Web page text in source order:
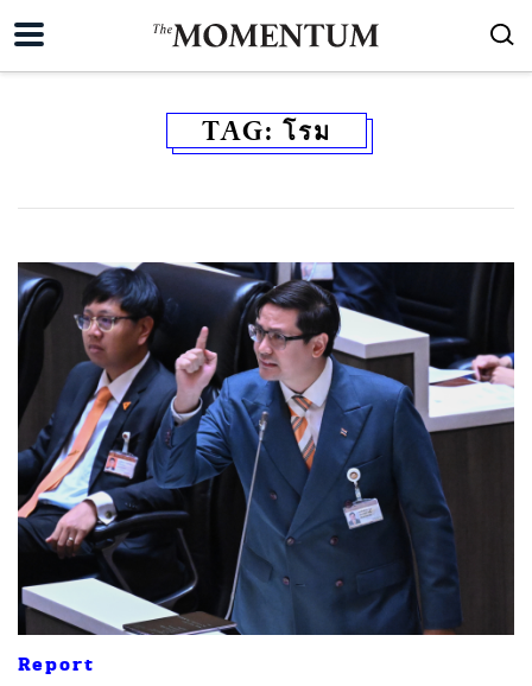
TAG: โรม
Report